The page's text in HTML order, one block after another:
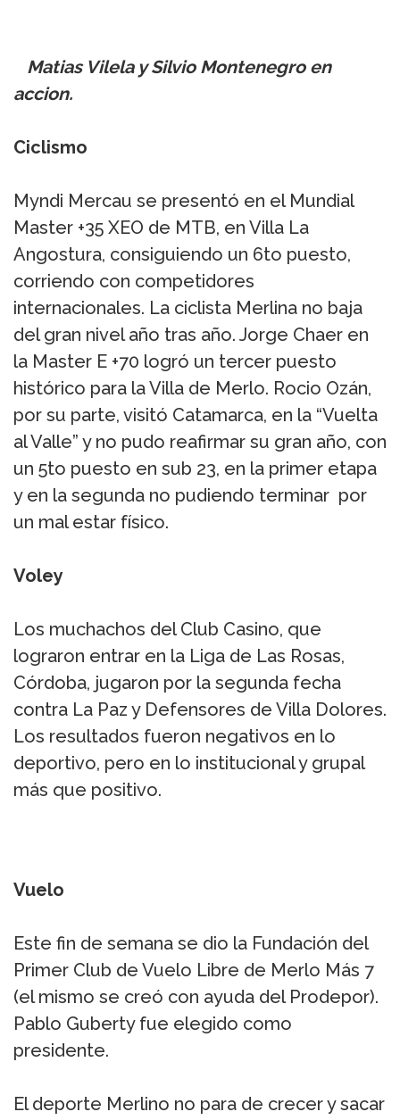
Matias Vilela y Silvio Montenegro en
accion.
Ciclismo
Myndi Mercau se presentó en el Mundial
Master +35 XEO de MTB, en Villa La
Angostura, consiguiendo un 6to puesto,
corriendo con competidores
internacionales. La ciclista Merlina no baja
del gran nivel año tras año. Jorge Chaer en
la Master E +70 logró un tercer puesto
histórico para la Villa de Merlo. Rocio Ozán,
por su parte, visitó Catamarca, en la “Vuelta
al Valle” y no pudo reafirmar su gran año, con
un 5to puesto en sub 23, en la primer etapa
y en la segunda no pudiendo terminar por
un mal estar físico.
Voley
Los muchachos del Club Casino, que
lograron entrar en la Liga de Las Rosas,
Córdoba, jugaron por la segunda fecha
contra La Paz y Defensores de Villa Dolores.
Los resultados fueron negativos en lo
deportivo, pero en lo institucional y grupal
más que positivo.
Vuelo
Este fin de semana se dio la Fundación del
Primer Club de Vuelo Libre de Merlo Más 7
(el mismo se creó con ayuda del Prodepor).
Pablo Guberty fue elegido como
presidente.
El deporte Merlino no para de crecer y sacar